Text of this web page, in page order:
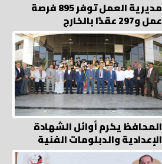
مديرية العمل توفر 895 فرصة
عمل و297 عقدًا بالخارج
المحافظ يكرم أوائل الشهادة
الإعدادية والدبلومات الفنية